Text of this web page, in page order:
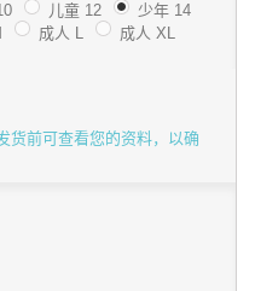
儿童 12
少年 14
成人 L 成人 XL
货前可查看您的资料，以确